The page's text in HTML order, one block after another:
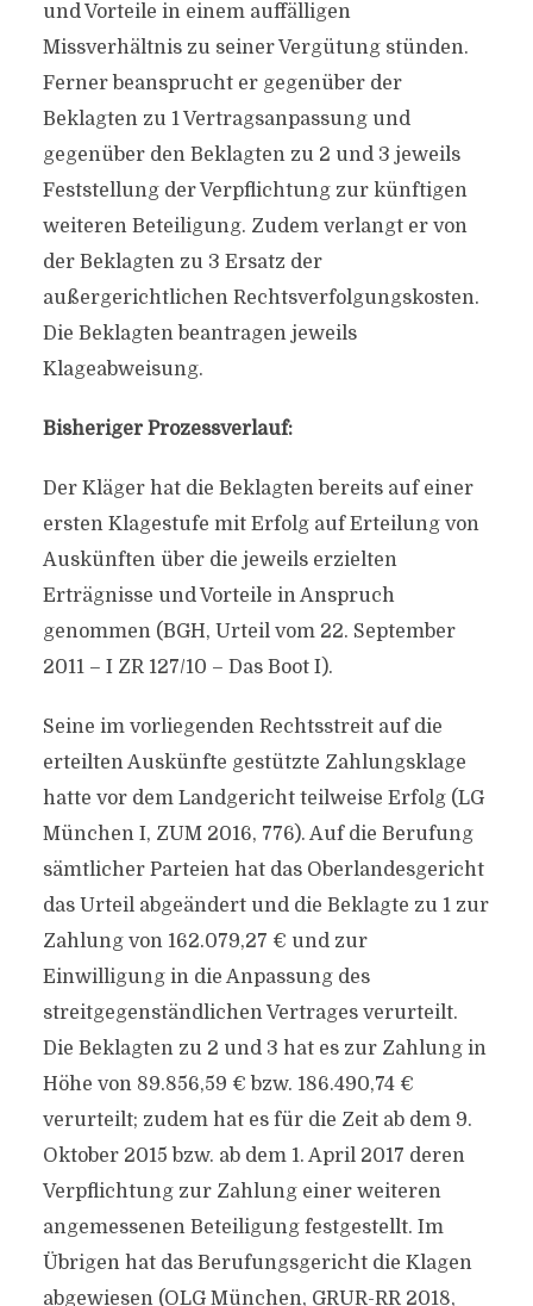
und Vorteile in einem auffälligen
Missverhältnis zu seiner Vergütung stünden.
Ferner beansprucht er gegenüber der
Beklagten zu 1 Vertragsanpassung und
gegenüber den Beklagten zu 2 und 3 jeweils
Feststellung der Verpflichtung zur künftigen
weiteren Beteiligung. Zudem verlangt er von
der Beklagten zu 3 Ersatz der
außergerichtlichen Rechtsverfolgungskosten.
Die Beklagten beantragen jeweils
Klageabweisung.
Bisheriger Prozessverlauf:
Der Kläger hat die Beklagten bereits auf einer
ersten Klagestufe mit Erfolg auf Erteilung von
Auskünften über die jeweils erzielten
Erträgnisse und Vorteile in Anspruch
genommen (BGH, Urteil vom 22. September
2011 – I ZR 127/10 – Das Boot I).
Seine im vorliegenden Rechtsstreit auf die
erteilten Auskünfte gestützte Zahlungsklage
hatte vor dem Landgericht teilweise Erfolg (LG
München I, ZUM 2016, 776). Auf die Berufung
sämtlicher Parteien hat das Oberlandesgericht
das Urteil abgeändert und die Beklagte zu 1 zur
Zahlung von 162.079,27 € und zur
Einwilligung in die Anpassung des
streitgegenständlichen Vertrages verurteilt.
Die Beklagten zu 2 und 3 hat es zur Zahlung in
Höhe von 89.856,59 € bzw. 186.490,74 €
verurteilt; zudem hat es für die Zeit ab dem 9.
Oktober 2015 bzw. ab dem 1. April 2017 deren
Verpflichtung zur Zahlung einer weiteren
angemessenen Beteiligung festgestellt. Im
Übrigen hat das Berufungsgericht die Klagen
abgewiesen (OLG München, GRUR-RR 2018,